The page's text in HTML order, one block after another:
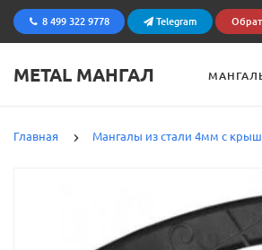
8 499 322 9778 Telegram
METAL МАНГАЛ
Главная Мангалы из стали 4мм с